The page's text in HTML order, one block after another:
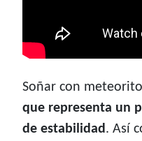
Soñar con
que representa un
de estabilidad. Así